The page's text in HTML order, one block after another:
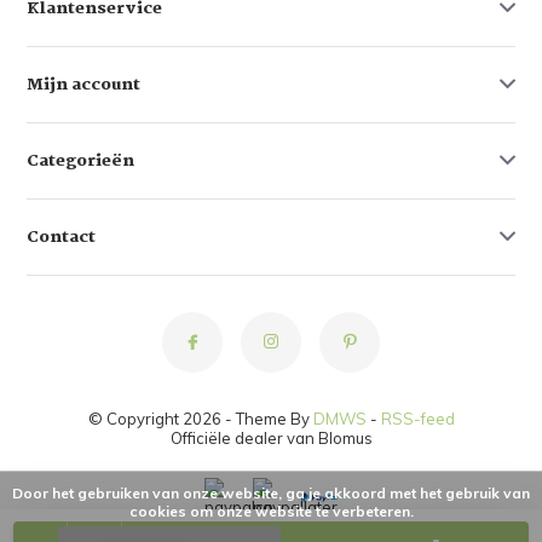
Klantenservice
Mijn account
Categorieën
Contact
© Copyright 2026 - Theme By DMWS - RSS-feed
Officiële dealer van Blomus
Door het gebruiken van onze website, ga je akkoord met het gebruik van
cookies om onze website te verbeteren.